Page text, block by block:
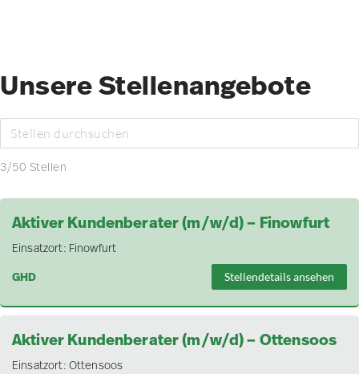
Unsere Stellenangebote
3/50 Stellen
Aktiver Kundenberater (m/w/d) – Finowfurt
Einsatzort: Finowfurt
GHD
Stellendetails ansehen
Aktiver Kundenberater (m/w/d) – Ottensoos
Einsatzort: Ottensoos